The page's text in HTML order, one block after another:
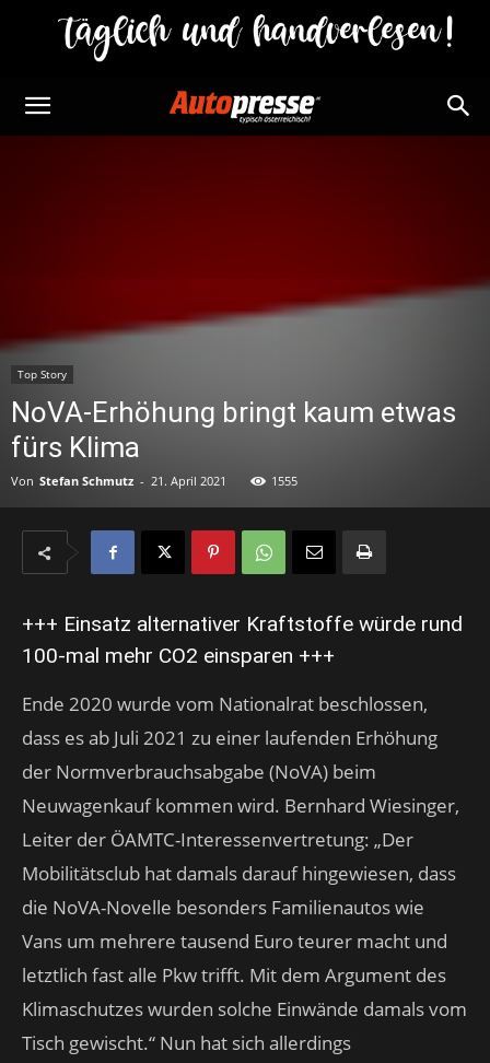
Top Story
NoVA-Erhöhung bringt kaum etwas
fürs Klima
Von Stefan Schmutz - 21. April 2021 1555
+++ Einsatz alternativer Kraftstoffe würde rund
100-mal mehr CO2 einsparen +++
Ende 2020 wurde vom Nationalrat beschlossen,
dass es ab Juli 2021 zu einer laufenden Erhöhung
der Normverbrauchsabgabe (NoVA) beim
Neuwagenkauf kommen wird. Bernhard Wiesinger,
Leiter der ÖAMTC-Interessenvertretung: „Der
Mobilitätsclub hat damals darauf hingewiesen, dass
die NoVA-Novelle besonders Familienautos wie
Vans um mehrere tausend Euro teurer macht und
letztlich fast alle Pkw trifft. Mit dem Argument des
Klimaschutzes wurden solche Einwände damals vom
Tisch gewischt.“ Nun hat sich allerdings